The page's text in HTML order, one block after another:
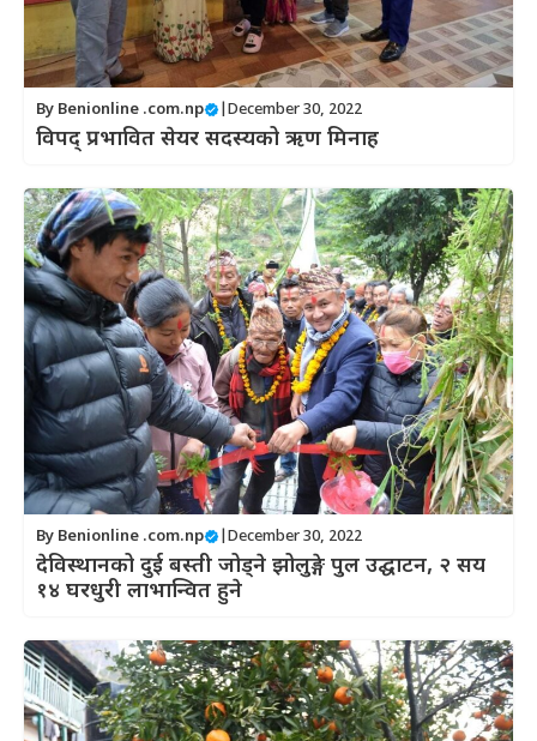
By Benionline .com.np December 30, 2022
विपद् प्रभावित सेयर सदस्यको ऋण मिनाह
By Benionline .com.np December 30, 2022
देविस्थानको दुई बस्ती जोड्ने झोलुङ्गे पुल उद्घाटन, २ सय
१४ घरधुरी लाभान्वित हुने